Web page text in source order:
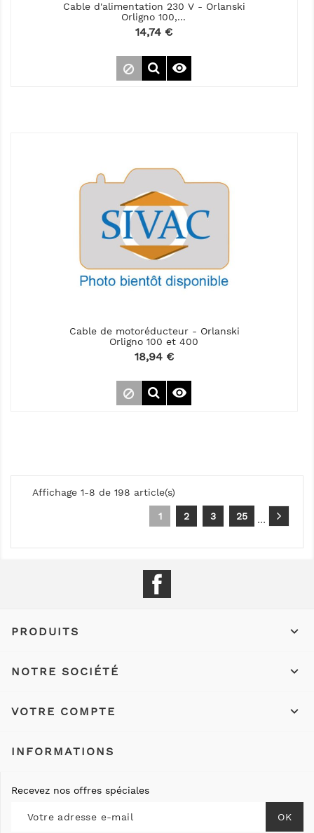
Cable d'alimentation 230 V - Orlanski
Orligno 100,...
Prix
14,74 €

Cable de motoréducteur - Orlanski
Orligno 100 et 400
Prix
18,94 €

Affichage 1-8 de 198 article(s)
1 2 3 …
25
PRODUITS 
NOTRE SOCIÉTÉ 
VOTRE COMPTE 
INFORMATIONS
Recevez nos offres spéciales